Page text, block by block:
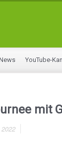
YouTube-
mit